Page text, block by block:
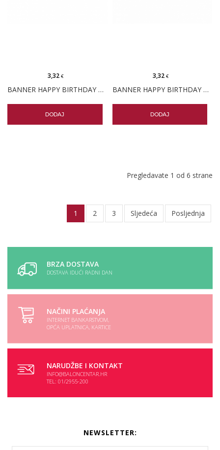
BANNER HAPPY BIRTHDAY ZLATNA SLOVA
3,32€
DODAJ
BANNER HAPPY BIRTHDAY SREBRNA SLOVA
3,32 €
DODAJ
Pregledavate 1 od 6 strane
1 2 3 Sljedeća Posljednja
BRZA DOSTAVA
DOSTAVA IDUĆI RADNI DAN
NAČINI PLAĆANJA
INTERNET BANKARSTVOM,
OPĆA UPLATNICA, KARTICE
NARUDŽBE I KONTAKT
INFO@BALONCENTAR.HR
TEL: 01/2955-200
NEWSLETTER: